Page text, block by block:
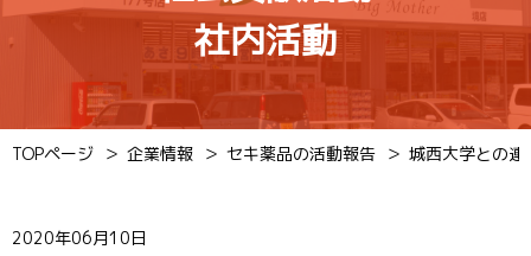
社内活動
TOPページ 企業情報 セキ薬品の活動報告 城西大学との
2020年06月10日